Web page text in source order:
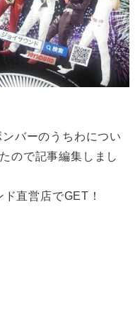
バーのうちわについ
ので記事編集しまし
直営店でGET！